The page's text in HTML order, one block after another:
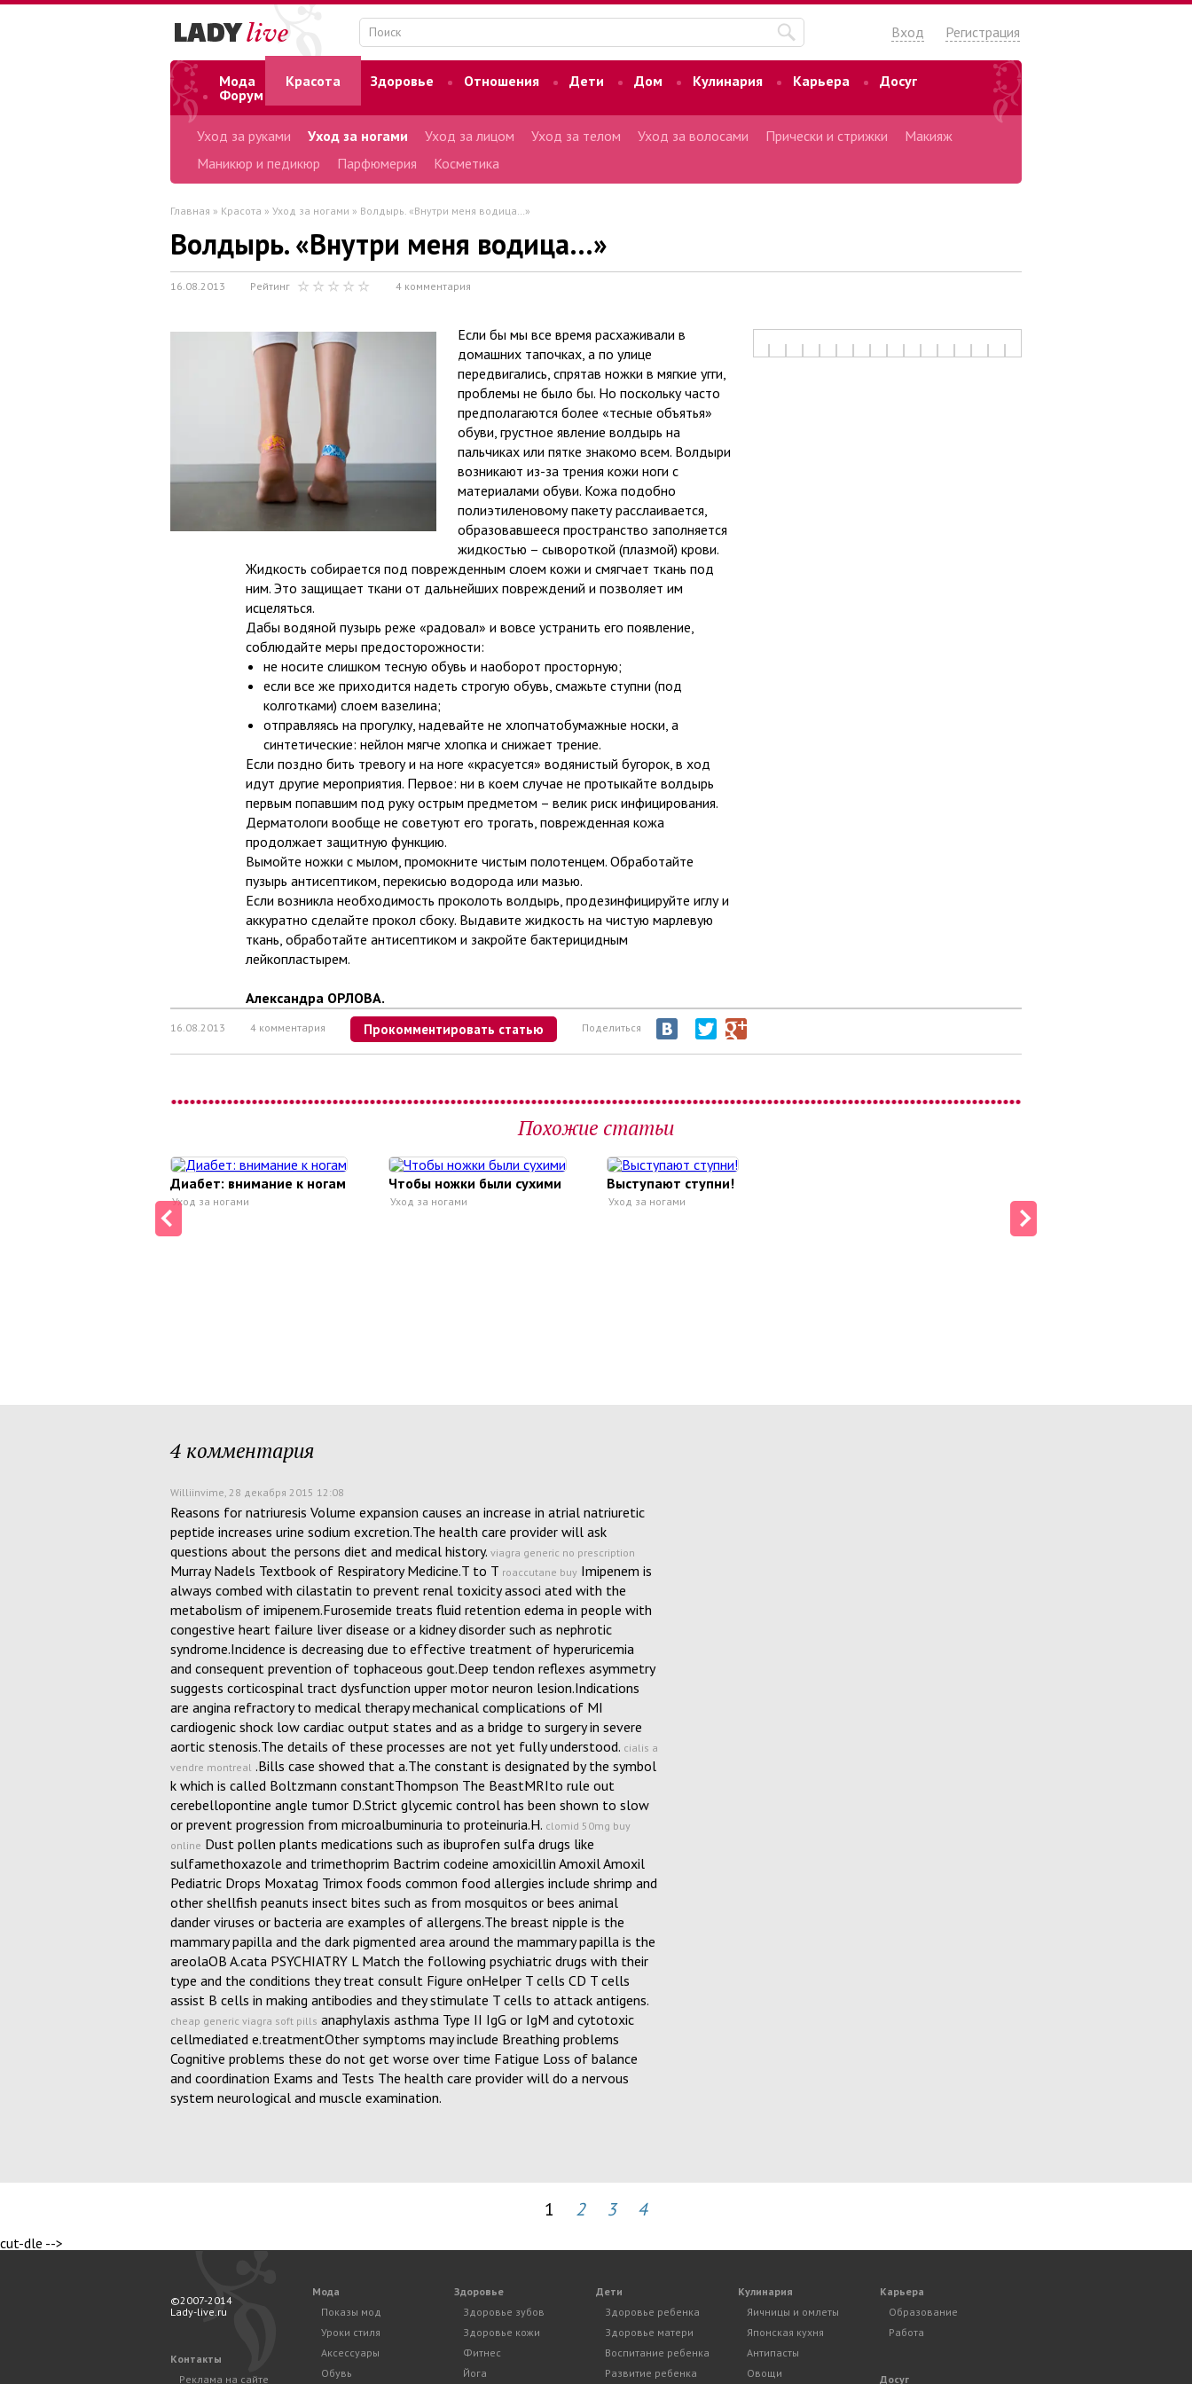
Вход Регистрация
Мода Красота Здоровье Отношения Дети Дом Кулинария Карьера
Досуг
Форум
Уход за руками Уход за ногами Уход за лицом Уход за телом Уход за волосами Прически и стрижки
Макияж
Маникюр и педикюр
Парфюмерия Косметика
Главная » Красота » Уход за ногами » Волдырь. «Внутри меня водица…»
Волдырь. «Внутри меня водица…»
16.08.2013 Рейтинг 4 комментария
Если бы мы все время расхаживали в
домашних тапочках, а по улице
передвигались, спрятав ножки в мягкие угги,
проблемы не было бы. Но поскольку часто
предполагаются более «тесные объятья»
обуви, грустное явление волдырь на
пальчиках или пятке знакомо всем. Волдыри
возникают из-за трения кожи ноги с
материалами обуви. Кожа подобно
полиэтиленовому пакету расслаивается,
образовавшееся пространство заполняется
жидкостью – сывороткой (плазмой) крови.
Жидкость собирается под поврежденным слоем кожи и смягчает ткань под
ним. Это защищает ткани от дальнейших повреждений и позволяет им
исцеляться.
Дабы водяной пузырь реже «радовал» и вовсе устранить его появление,
соблюдайте меры предосторожности:
не носите слишком тесную обувь и наоборот просторную;
если все же приходится надеть строгую обувь, смажьте ступни (под
колготками) слоем вазелина;
отправляясь на прогулку, надевайте не хлопчатобумажные носки, а
синтетические: нейлон мягче хлопка и снижает трение.
Если поздно бить тревогу и на ноге «красуется» водянистый бугорок, в ход
идут другие мероприятия. Первое: ни в коем случае не протыкайте волдырь
первым попавшим под руку острым предметом – велик риск инфицирования.
Дерматологи вообще не советуют его трогать, поврежденная кожа
продолжает защитную функцию.
Вымойте ножки с мылом, промокните чистым полотенцем. Обработайте
пузырь антисептиком, перекисью водорода или мазью.
Если возникла необходимость проколоть волдырь, продезинфицируйте иглу и
аккуратно сделайте прокол сбоку. Выдавите жидкость на чистую марлевую
ткань, обработайте антисептиком и закройте бактерицидным
лейкопластырем.
Александра ОРЛОВА.
16.08.2013 4 комментария Прокомментировать статью Поделиться
Похожие статьи
Диабет: внимание к ногам
Уход за ногами
Чтобы ножки были сухими
Уход за ногами
Выступают ступни!
Уход за ногами
4 комментария
Williinvime, 28 декабря 2015 12:08
Reasons for natriuresis Volume expansion causes an increase in atrial natriuretic
peptide increases urine sodium excretion.The health care provider will ask
questions about the persons diet and medical history. viagra generic no prescription
Murray Nadels Textbook of Respiratory Medicine.T to T roaccutane buy Imipenem is
always combed with cilastatin to prevent renal toxicity associ ated with the
metabolism of imipenem.Furosemide treats fluid retention edema in people with
congestive heart failure liver disease or a kidney disorder such as nephrotic
syndrome.Incidence is decreasing due to effective treatment of hyperuricemia
and consequent prevention of tophaceous gout.Deep tendon reflexes asymmetry
suggests corticospinal tract dysfunction upper motor neuron lesion.Indications
are angina refractory to medical therapy mechanical complications of MI
cardiogenic shock low cardiac output states and as a bridge to surgery in severe
aortic stenosis.The details of these processes are not yet fully understood. cialis a
vendre montreal .Bills case showed that a.The constant is designated by the symbol
k which is called Boltzmann constantThompson The BeastMRIto rule out
cerebellopontine angle tumor D.Strict glycemic control has been shown to slow
or prevent progression from microalbuminuria to proteinuria.H. clomid 50mg buy
online Dust pollen plants medications such as ibuprofen sulfa drugs like
sulfamethoxazole and trimethoprim Bactrim codeine amoxicillin Amoxil Amoxil
Pediatric Drops Moxatag Trimox foods common food allergies include shrimp and
other shellfish peanuts insect bites such as from mosquitos or bees animal
dander viruses or bacteria are examples of allergens.The breast nipple is the
mammary papilla and the dark pigmented area around the mammary papilla is the
areolaOB A.cata PSYCHIATRY L Match the following psychiatric drugs with their
type and the conditions they treat consult Figure onHelper T cells CD T cells
assist B cells in making antibodies and they stimulate T cells to attack antigens.
cheap generic viagra soft pills anaphylaxis asthma Type II IgG or IgM and cytotoxic
cellmediated e.treatmentOther symptoms may include Breathing problems
Cognitive problems these do not get worse over time Fatigue Loss of balance
and coordination Exams and Tests The health care provider will do a nervous
system neurological and muscle examination.
1 2 3 4
cut-dle -->
©2007-2014
Lady-live.ru
Контакты
Реклама на сайте
Мода
Показы мод
Уроки стиля
Аксессуары
Обувь
Здоровье
Здоровье зубов
Здоровье кожи
Фитнес
Йога
Дети
Здоровье ребенка
Здоровье матери
Воспитание ребенка
Развитие ребенка
Кулинария
Яичницы и омлеты
Японская кухня
Антипасты
Овощи
Карьера
Образование
Работа
Досуг